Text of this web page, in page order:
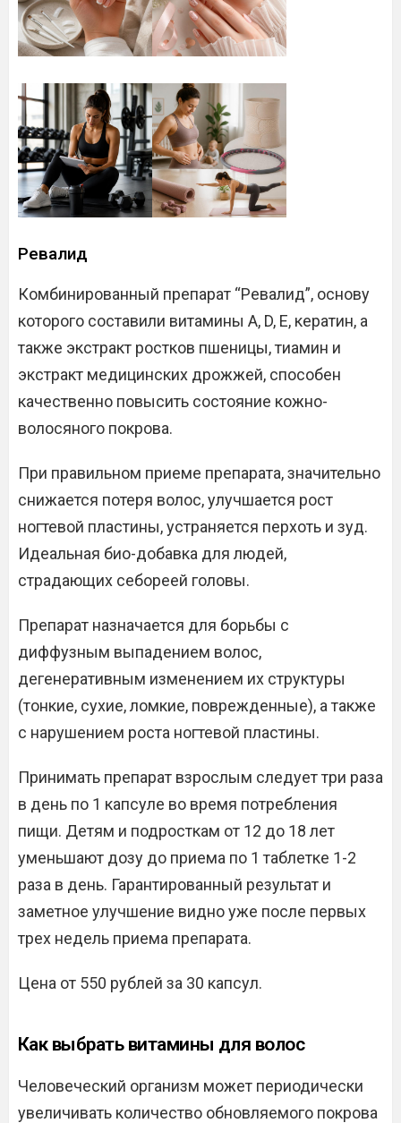
Ревалид
Комбинированный препарат “Ревалид”, основу
которого составили витамины А, D, Е, кератин, а
также экстракт ростков пшеницы, тиамин и
экстракт медицинских дрожжей, способен
качественно повысить состояние кожно-
волосяного покрова.
При правильном приеме препарата, значительно
снижается потеря волос, улучшается рост
ногтевой пластины, устраняется перхоть и зуд.
Идеальная био-добавка для людей,
страдающих себореей головы.
Препарат назначается для борьбы с
диффузным выпадением волос,
дегенеративным изменением их структуры
(тонкие, сухие, ломкие, поврежденные), а также
с нарушением роста ногтевой пластины.
Принимать препарат взрослым следует три раза
в день по 1 капсуле во время потребления
пищи. Детям и подросткам от 12 до 18 лет
уменьшают дозу до приема по 1 таблетке 1-2
раза в день. Гарантированный результат и
заметное улучшение видно уже после первых
трех недель приема препарата.
Цена от 550 рублей за 30 капсул.
Как выбрать витамины для волос
Человеческий организм может периодически
увеличивать количество обновляемого покрова